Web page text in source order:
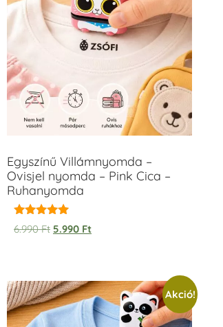
Egyszínű Villámnyomda –
Ovisjel nyomda – Pink Cica –
Ruhanyomda
Értékelés:
5.00
6.990Ft 5.990 Ft
Akció!